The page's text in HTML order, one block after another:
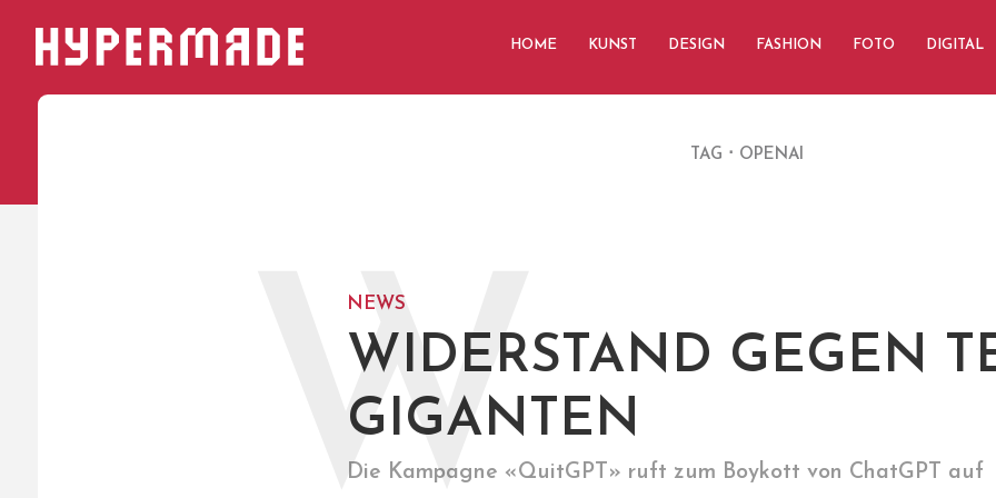
HYPERMADE HOME KUNST DESIGN FASHION FOTO DIGITAL
TAG OPENAI
NEWS
WIDERSTAND GEGEN
GIGANTEN
Die Kampagne «QuitGPT» ruft zum Boykott von ChatGPT auf
W